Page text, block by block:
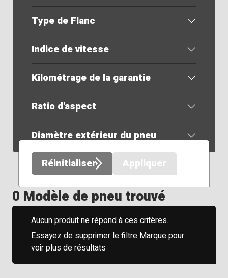
Type de Flanc
Indice de vitesse
Kilométrage de la garantie
Ratio d'aspect
Diamètre extérieur du pneu
Réinitialiser
Appliquer
0 Modèle de pneu trouvé
Aucun produit ne répond à ces critères.
Essayez de supprimer le filtre Marque pour
voir plus de résultats